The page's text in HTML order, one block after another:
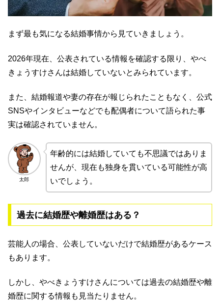
まず最も気になる結婚事情から見ていきましょう。
2026年現在、公表されている情報を確認する限り、やべ
きょうすけさんは結婚していないとみられています。
また、結婚報道や妻の存在が報じられたこともなく、公式
SNSやインタビューなどでも配偶者について語られた事
実は確認されていません。
太郎
年齢的には結婚していても不思議ではありま
せんが、現在も独身を貫いている可能性が高
いでしょう。
過去に結婚歴や離婚歴はある？
芸能人の場合、公表していないだけで結婚歴があるケース
もあります。
しかし、やべきょうすけさんについては過去の結婚歴や離
婚歴に関する情報も見当たりません。